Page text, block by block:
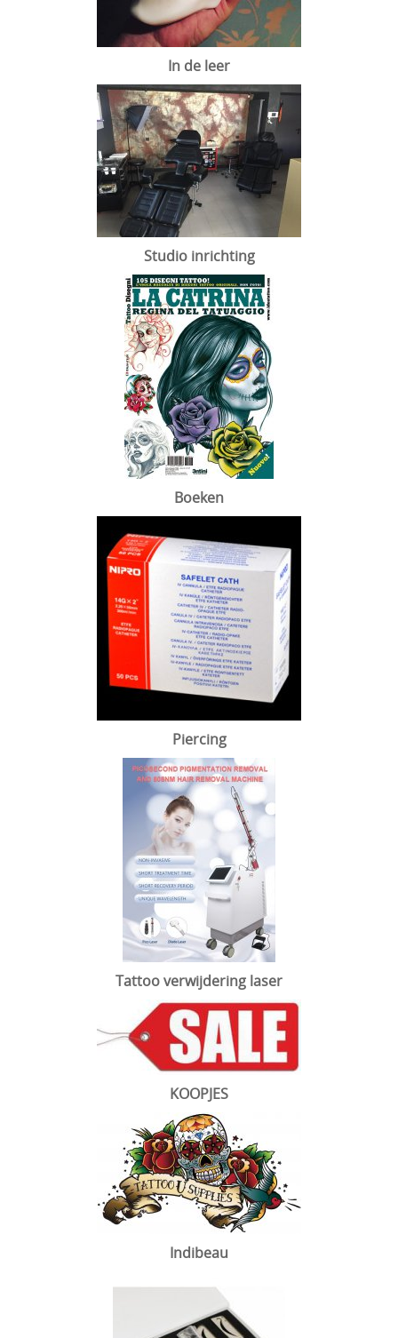
In de leer
Studio inrichting
Boeken
Piercing
Tattoo verwijdering laser
KOOPJES
Indibeau